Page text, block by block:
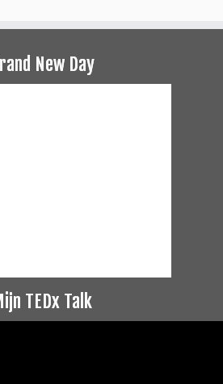
New Day
TEDx Talk